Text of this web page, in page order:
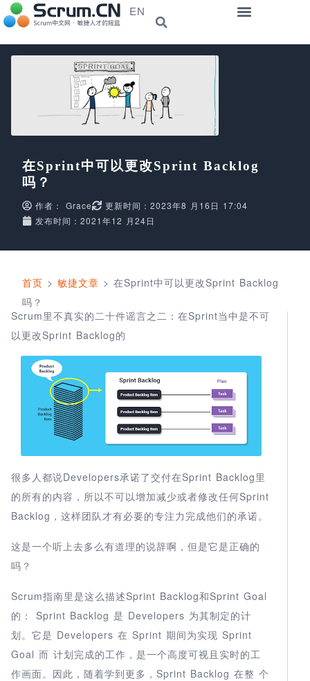
EN
在Sprint中可以更改Sprint Backlog
吗？
作者： Grace
更新时间：2023年8 月16日 17:04
发布时间：2021年12 月24日
首页 > 敏捷文章 > 在Sprint中可以更改Sprint Backlog
吗？
Scrum里不真实的二十件谣言之二：在Sprint当中是不可
以更改Sprint Backlog的
很多人都说Developers承诺了交付在Sprint Backlog里
的所有的内容，所以不可以增加减少或者修改任何Sprint
Backlog，这样团队才有必要的专注力完成他们的承诺。
这是一个听上去多么有道理的说辞啊，但是它是正确的
吗？
Scrum指南里是这么描述Sprint Backlog和Sprint Goal
的： Sprint Backlog 是 Developers 为其制定的计
划。它是 Developers 在 Sprint 期间为实现 Sprint
Goal 而 计划完成的工作，是一个高度可视且实时的工
作画面。因此，随着学到更多，Sprint Backlog 在整 个